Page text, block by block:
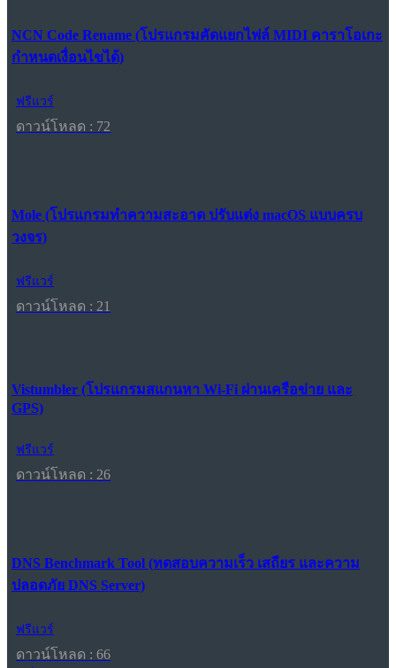
NCN Code Rename (โปรแกรมคัดแยกไฟล์ MIDI คาราโอเกะ
กำหนดเงื่อนไขได้)
ฟรีแวร์
ดาวน์โหลด : 72
Mole (โปรแกรมทำความสะอาด ปรับแต่ง macOS แบบครบ
วงจร)
ฟรีแวร์
ดาวน์โหลด : 21
Vistumbler (โปรแกรมสแกนหา Wi-Fi ผ่านเครือข่าย และ
GPS)
ฟรีแวร์
ดาวน์โหลด : 26
DNS Benchmark Tool (ทดสอบความเร็ว เสถียร และความ
ปลอดภัย DNS Server)
ฟรีแวร์
ดาวน์โหลด : 66